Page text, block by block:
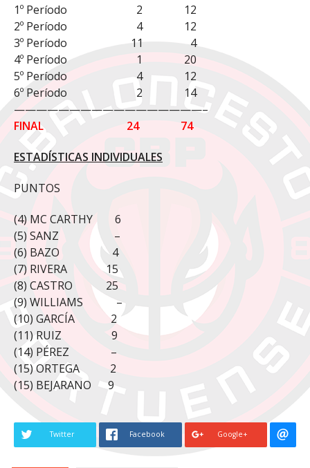
1º Período 2 12
2º Período 4 12
3º Período 11 4
4º Período 1 20
5º Período 4 12
6º Período 2 14
—————————————————–
FINAL 24 74
ESTADÍSTICAS INDIVIDUALES
PUNTOS
(4) MC CARTHY 6
(5) SANZ –
(6) BAZO 4
(7) RIVERA 15
(8) CASTRO 25
(9) WILLIAMS –
(10) GARCÍA 2
(11) RUIZ 9
(14) PÉREZ –
(15) ORTEGA 2
(15) BEJARANO 9
Twitter Facebook Google+